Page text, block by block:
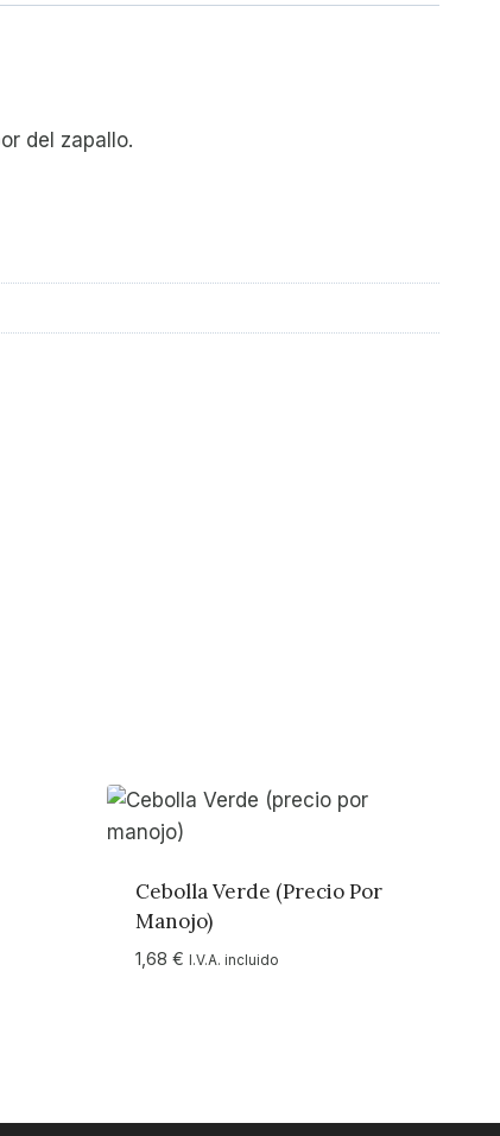
del zapallo.
Cebolla Verde (precio Por
Manojo)
1,68 € I.V.A. incluido